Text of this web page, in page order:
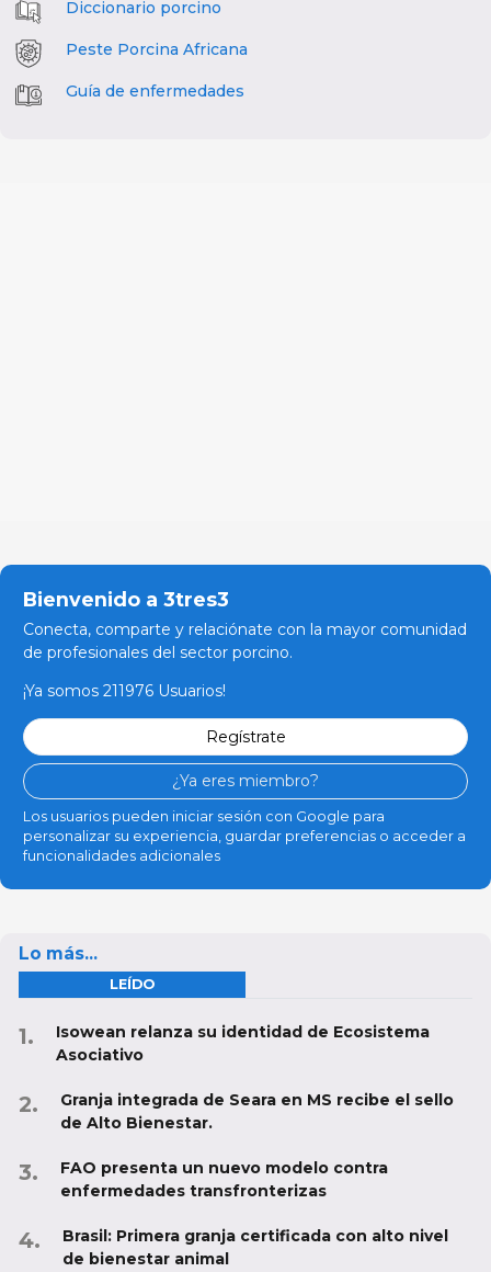
Diccionario porcino
Peste Porcina Africana
Guía de enfermedades
Bienvenido a 3tres3
Conecta, comparte y relaciónate con la mayor comunidad
de profesionales del sector porcino.
¡Ya somos 211976 Usuarios!
Regístrate
¿Ya eres miembro?
Los usuarios pueden iniciar sesión con Google para
personalizar su experiencia, guardar preferencias o acceder a
funcionalidades adicionales
Lo más...
LEÍDO
Isowean relanza su identidad de Ecosistema
Asociativo
Granja integrada de Seara en MS recibe el sello
de Alto Bienestar.
FAO presenta un nuevo modelo contra
enfermedades transfronterizas
Brasil: Primera granja certificada con alto nivel
de bienestar animal